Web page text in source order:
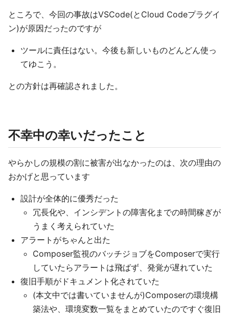
ところで、今回の事故はVSCode(とCloud Codeプラグイ
ン)が原因だったのですが
ツールに責任はない。今後も新しいものどんどん使っ
てゆこう。
との方針は再確認されました。
不幸中の幸いだったこと
やらかしの規模の割に被害が出なかったのは、次の理由の
おかげと思っています
設計が全体的に優秀だった
冗長化や、インシデントの障害化までの時間稼ぎが
うまく考えられていた
アラートがちゃんと出た
Composer監視のバッチジョブをComposerで実行
していたらアラートは飛ばず、発覚が遅れていた
復旧手順がドキュメント化されていた
(本文中では書いていませんが)Composerの環境構
築法や、環境変数一覧をまとめていたのですぐ復旧